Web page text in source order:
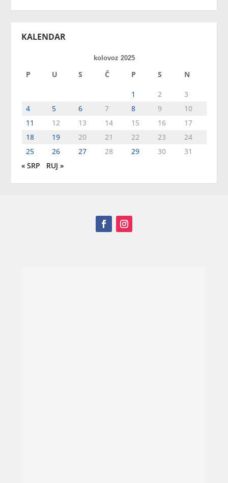
KALENDAR
kolovoz 2025
P U S Č P S N
1 2
3
4
5 6 7 8 9
10
11
12 13 14 15 16
17
18
19 20 21 22 23
24
25
26 27 28 29 30
31
« SRP
RUJ »